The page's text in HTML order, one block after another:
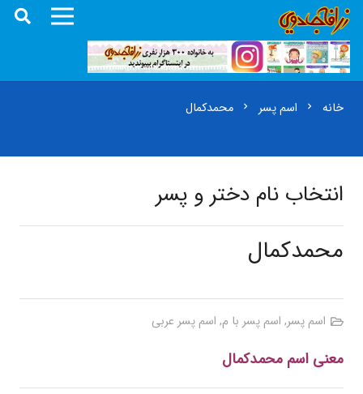
خانه chevron_right اسم پسر chevron_right محمدکمال
انتخاب نام دختر و پسر
محمدکمال
اسم پسر, اسم پسر با م, اسم پسر عربی
معنی اسم محمدکمال